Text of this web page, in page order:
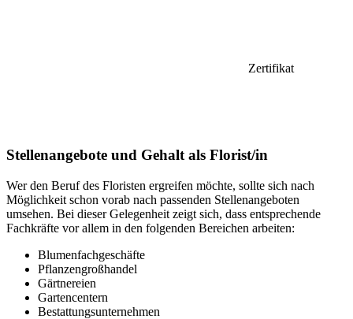
Zertifikat
Stellenangebote und Gehalt als Florist/in
Wer den Beruf des Floristen ergreifen möchte, sollte sich nach
Möglichkeit schon vorab nach passenden Stellenangeboten
umsehen. Bei dieser Gelegenheit zeigt sich, dass entsprechende
Fachkräfte vor allem in den folgenden Bereichen arbeiten:
Blumenfachgeschäfte
Pflanzengroßhandel
Gärtnereien
Gartencentern
Bestattungsunternehmen